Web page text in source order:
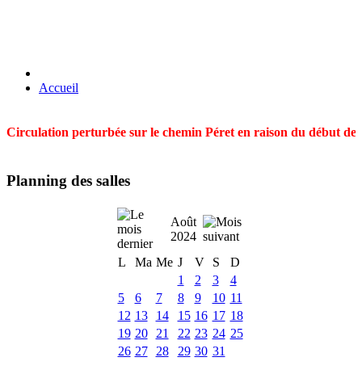
Accueil
Circulation perturbée sur le chemin Péret en raison du début
Planning des salles
Août
2024
L
Ma Me J V S
D
1
2 3
4
5
6 7 8 9 10 11
12 13 14 15 16 17 18
19 20 21 22 23 24 25
26 27 28 29 30 31